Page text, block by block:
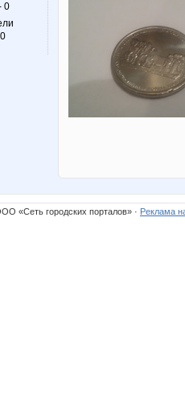
0
«Сеть городских порталов» · Реклама